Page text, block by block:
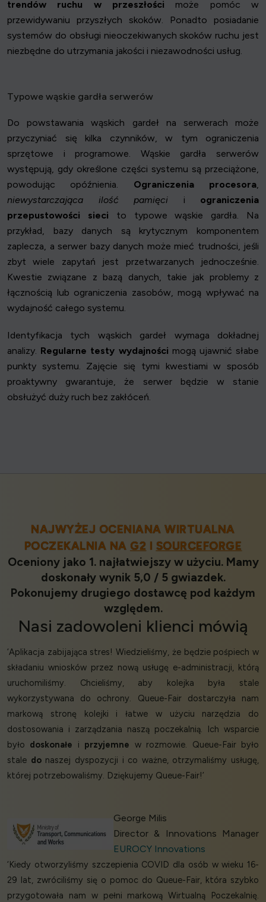
trendów ruchu w przeszłości może pomóc w
przewidywaniu przyszłych skoków. Ponadto posiadanie
systemów do obsługi nieoczekiwanych skoków ruchu jest
niezbędne do utrzymania jakości i niezawodności usług.
Typowe wąskie gardła serwerów
Do powstawania wąskich gardeł na serwerach może
przyczyniać się kilka czynników, w tym ograniczenia
sprzętowe i programowe. Wąskie gardła serwerów
występują, gdy określone części systemu są przeciążone,
powodując opóźnienia. Ograniczenia procesora,
niewystarczająca ilość pamięci i ograniczenia
przepustowości sieci to typowe wąskie gardła. Na
przykład, bazy danych są krytycznym komponentem
zaplecza, a serwer bazy danych może mieć trudności, jeśli
zbyt wiele zapytań jest przetwarzanych jednocześnie.
Kwestie związane z bazą danych, takie jak problemy z
łącznością lub ograniczenia zasobów, mogą wpływać na
wydajność całego systemu.
Identyfikacja tych wąskich gardeł wymaga dokładnej
analizy. Regularne testy wydajności mogą ujawnić słabe
punkty systemu. Zajęcie się tymi kwestiami w sposób
proaktywny gwarantuje, że serwer będzie w stanie
obsłużyć duży ruch bez zakłóceń.
NAJWYŻEJ OCENIANA WIRTUALNA
POCZEKALNIA NA G2 I SOURCEFORGE
Oceniony jako 1. najłatwiejszy w użyciu. Mamy
doskonały wynik 5,0 / 5 gwiazdek.
Pokonujemy drugiego dostawcę pod każdym
względem.
Nasi zadowoleni klienci mówią
‘Aplikacja zabijająca stres! Wiedzieliśmy, że będzie pośpiech w
składaniu wniosków przez nową usługę e-administracji, którą
uruchomiliśmy. Chcieliśmy, aby kolejka była stale
wykorzystywana do ochrony. Queue-Fair dostarczyła nam
markową stronę kolejki i łatwe w użyciu narzędzia do
dostosowania i zarządzania naszą poczekalnią. Ich wsparcie
było doskonałe i przyjemne w rozmowie. Queue-Fair było
stale donaszej dyspozycji i co ważne, otrzymaliśmy usługę,
której potrzebowaliśmy. Dziękujemy Queue-Fair!’
George Milis
Director & Innovations Manager
EUROCY Innovations
‘Kiedy otworzyliśmy szczepienia COVID dla osób w wieku 16-
29 lat, zwróciliśmy się o pomoc do Queue-Fair, która szybko
przygotowała nam w pełni markową Wirtualną Poczekalnię.